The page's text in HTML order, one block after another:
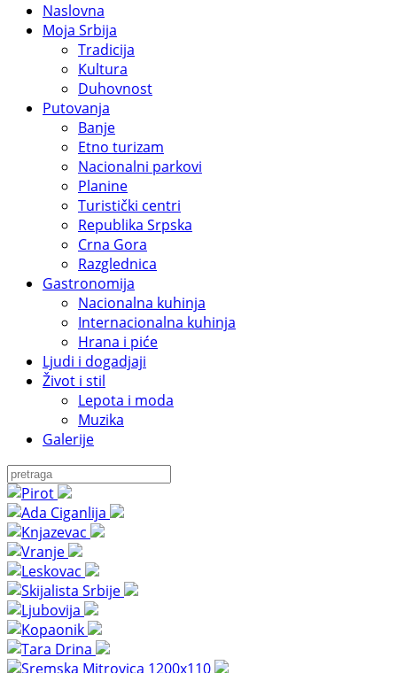
Naslovna
Moja Srbija
Tradicija
Kultura
Duhovnost
Putovanja
Banje
Etno turizam
Nacionalni parkovi
Planine
Turistički centri
Republika Srpska
Crna Gora
Razglednica
Gastronomija
Nacionalna kuhinja
Internacionalna kuhinja
Hrana i piće
Ljudi i dogadjaji
Život i stil
Lepota i moda
Muzika
Galerije